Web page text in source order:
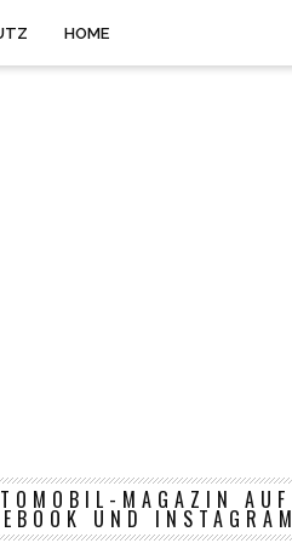
HOME
MAGAZIN AUF
UND INSTAGRAM